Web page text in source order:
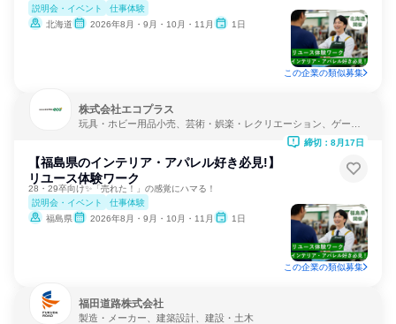
説明会・イベント
仕事体験
北海道
2026年8月・9月・10月・11月 1日
この企業の類似募集
株式会社エコプラス
玩具・ホビー用品小売、芸術・娯楽・レクリエーション、ゲーム
【福島県のインテリア・アパレル好き必見!】
リユース体験ワーク
28・29卒向け✨「売れた！」の感覚にハマる！
説明会・イベント
仕事体験
福島県
2026年8月・9月・10月・11月 1日
締切：8月17日
この企業の類似募集
福田道路株式会社
製造・メーカー、建築設計、建設・土木